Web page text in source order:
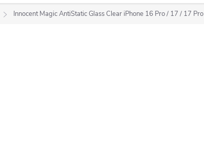
Innocent Magic AntiStatic Glass Clear iPhone 16 Pro / 17 / 17 Pro